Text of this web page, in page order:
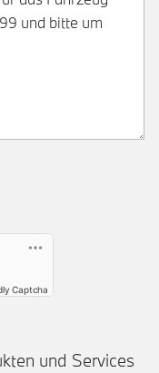
Captcha
und Services